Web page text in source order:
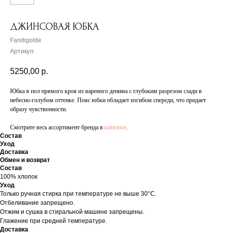
ДЖИНСОВАЯ ЮБКА
Fandigolde
Артикул:
5250,00 р.
Юбка в пол прямого кроя из вареного денима с глубоким разрезом сзади в
небесно-голубом оттенке. Пояс юбки обладает изгибом спереди, что придает
образу чувственности.
Смотрите весь ассортимент бренда в каталоге
Состав
Уход
Доставка
Обмен и возврат
Состав
100% хлопок
Уход
Только ручная стирка при температуре не выше 30°C.
Отбеливание запрещено.
Отжим и сушка в стиральной машине запрещены.
Глажение при средней температуре.
Доставка